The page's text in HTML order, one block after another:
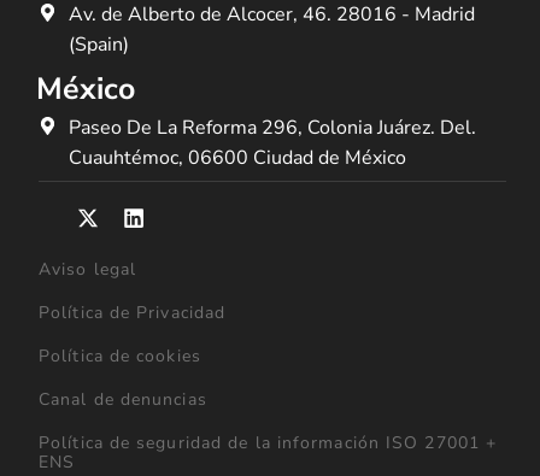
Av. de Alberto de Alcocer, 46. 28016 - Madrid
(Spain)
México
Paseo De La Reforma 296, Colonia Juárez. Del.
Cuauhtémoc, 06600 Ciudad de México
Aviso legal
Política de Privacidad
Política de cookies
Canal de denuncias
Política de seguridad de la información ISO 27001 +
ENS